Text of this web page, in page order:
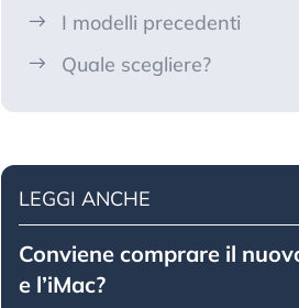
I modelli precedenti
Quale scegliere?
LEGGI ANCHE
Conviene comprare il
e l’iMac?